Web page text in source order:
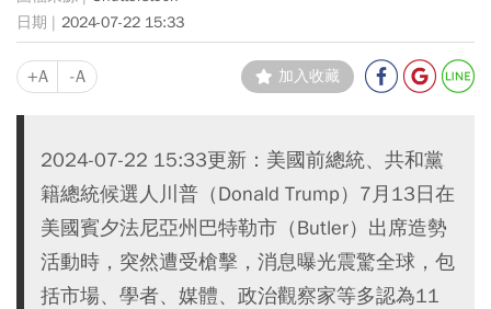
2024-07-22 15:33
+A -A 加入收藏
2024-07-22 15:33更新：美國前總統、共和黨
籍總統候選人川普（Donald Trump）7月13日在
美國賓夕法尼亞州巴特勒市（Butler）出席造勢
活動時，突然遭受槍擊，消息曝光震驚全球，包
括市場、學者、媒體、政治觀察家等多認為11